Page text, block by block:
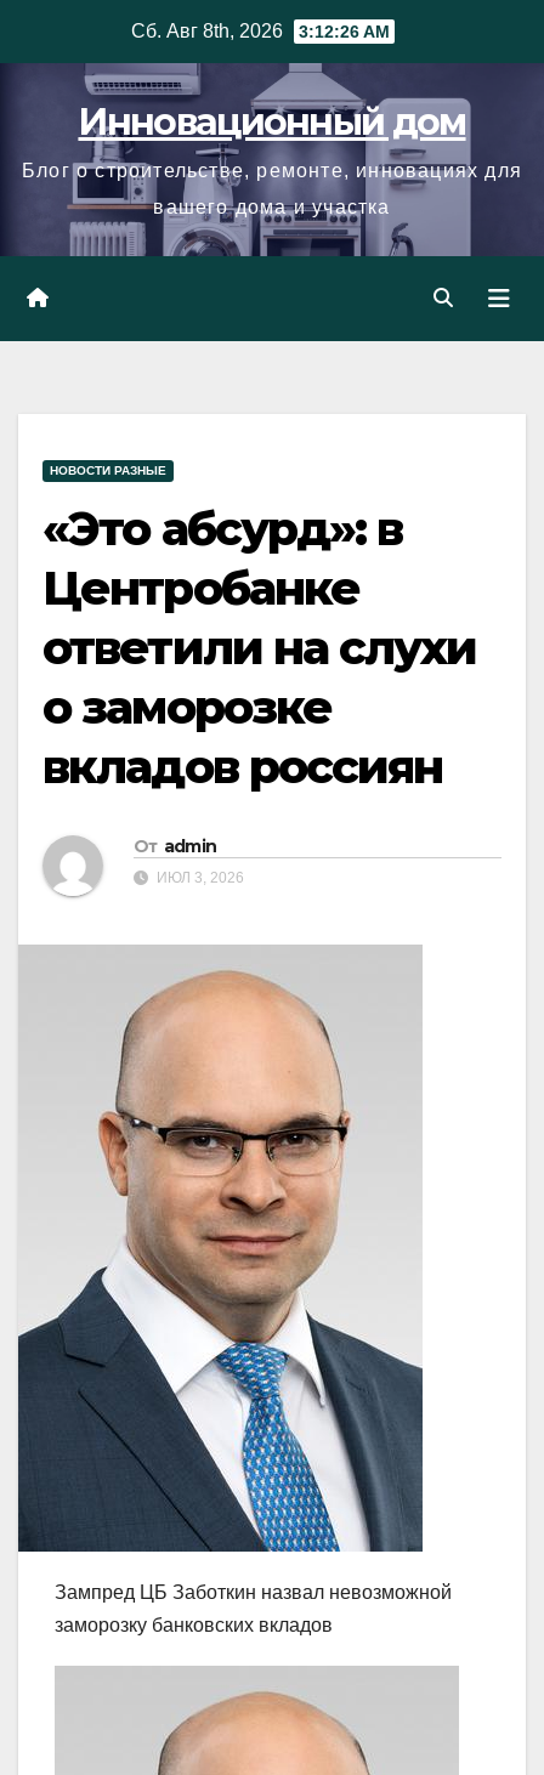
Сб. Авг 8th, 2026 3:12:27 AM
Инновационный дом
Блог о строительстве, ремонте, инновациях для
вашего дома и участка
НОВОСТИ РАЗНЫЕ
«Это абсурд»: в
Центробанке
ответили на слухи
о заморозке
вкладов россиян
От admin
ИЮЛ 3, 2026
Зампред ЦБ Заботкин назвал невозможной
заморозку банковских вкладов